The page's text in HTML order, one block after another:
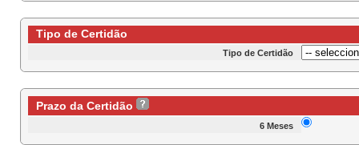
Tipo de Certidão
Tipo de Certidão
Prazo da Certidão
6 Meses